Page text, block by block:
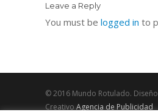
Leave a Reply
You must be logged in to
© 2016 Mundo Rotulado.
Creativo Agencia de Publicidad